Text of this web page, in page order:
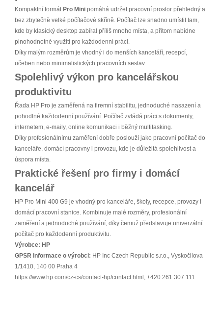
Kompaktní formát Pro Mini pomáhá udržet pracovní prostor přehledný a
bez zbytečně velké počítačové skříně. Počítač lze snadno umístit tam,
kde by klasický desktop zabíral příliš mnoho místa, a přitom nabídne
plnohodnotné využití pro každodenní práci.
Díky malým rozměrům je vhodný i do menších kanceláří, recepcí,
učeben nebo minimalistických pracovních sestav.
Spolehlivý výkon pro kancelářskou
produktivitu
Řada HP Pro je zaměřená na firemní stabilitu, jednoduché nasazení a
pohodlné každodenní používání. Počítač zvládá práci s dokumenty,
internetem, e-maily, online komunikaci i běžný multitasking.
Díky profesionálnímu zaměření dobře poslouží jako pracovní počítač do
kanceláře, domácí pracovny i provozu, kde je důležitá spolehlivost a
úspora místa.
Praktické řešení pro firmy i domácí
kancelář
HP Pro Mini 400 G9 je vhodný pro kanceláře, školy, recepce, provozy i
domácí pracovní stanice. Kombinuje malé rozměry, profesionální
zaměření a jednoduché používání, díky čemuž představuje univerzální
počítač pro každodenní produktivitu.
Výrobce: HP
GPSR informace o výrobci: HP Inc Czech Republic s.r.o., Vyskočilova
1/1410, 140 00 Praha 4
https://www.hp.com/cz-cs/contact-hp/contact.html, +420 261 307 111